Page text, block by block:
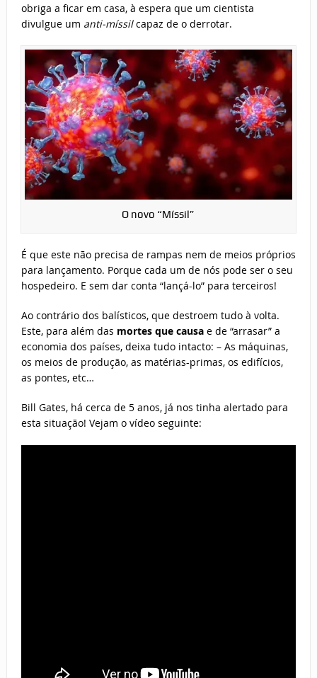
obriga a ficar em casa, à espera que um cientista
divulgue um anti-míssilcapaz de o derrotar.
O novo “Míssil”
É que este não precisa de rampas nem de meios próprios
para lançamento. Porque cada um de nós pode ser o seu
hospedeiro. E sem dar conta “lançá-lo” para terceiros!
Ao contrário dos balísticos, que destroem tudo à volta.
Este, para além das mortes que causa e de “arrasar” a
economia dos países, deixa tudo intacto: – As máquinas,
os meios de produção, as matérias-primas, os edifícios,
as pontes, etc…
Bill Gates, há cerca de 5 anos, já nos tinha alertado para
esta situação! Vejam o vídeo seguinte: